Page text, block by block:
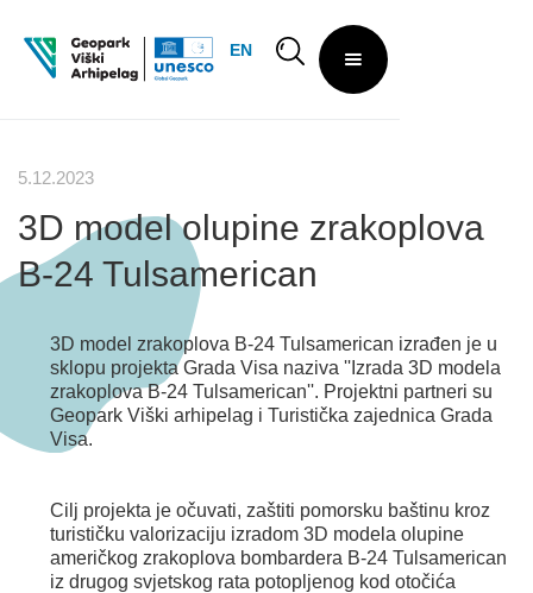
EN
5.12.2023
3D model olupine zrakoplova
B-24 Tulsamerican
3D model zrakoplova B-24 Tulsamerican izrađen je u
sklopu projekta Grada Visa naziva ''Izrada 3D modela
zrakoplova B-24 Tulsamerican''. Projektni partneri su
Geopark Viški arhipelag i Turistička zajednica Grada
Visa.
Cilj projekta je očuvati, zaštiti pomorsku baštinu kroz
turističku valorizaciju izradom 3D modela olupine
američkog zrakoplova bombardera B-24 Tulsamerican
iz drugog svjetskog rata potopljenog kod otočića